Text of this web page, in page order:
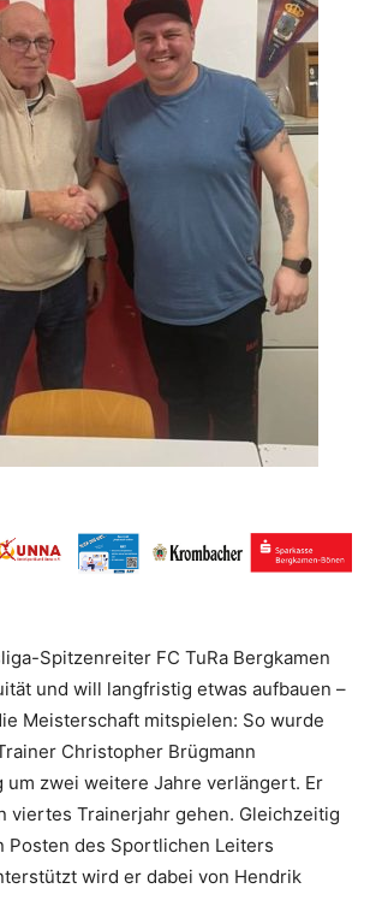
Spitzenreiter FC TuRa Bergkamen
und will langfristig etwas aufbauen –
Meisterschaft mitspielen: So wurde
Christopher Brügmann
um zwei weitere Jahre verlängert. Er
viertes Trainerjahr gehen. Gleichzeitig
Posten des Sportlichen Leiters
wird er dabei von Hendrik